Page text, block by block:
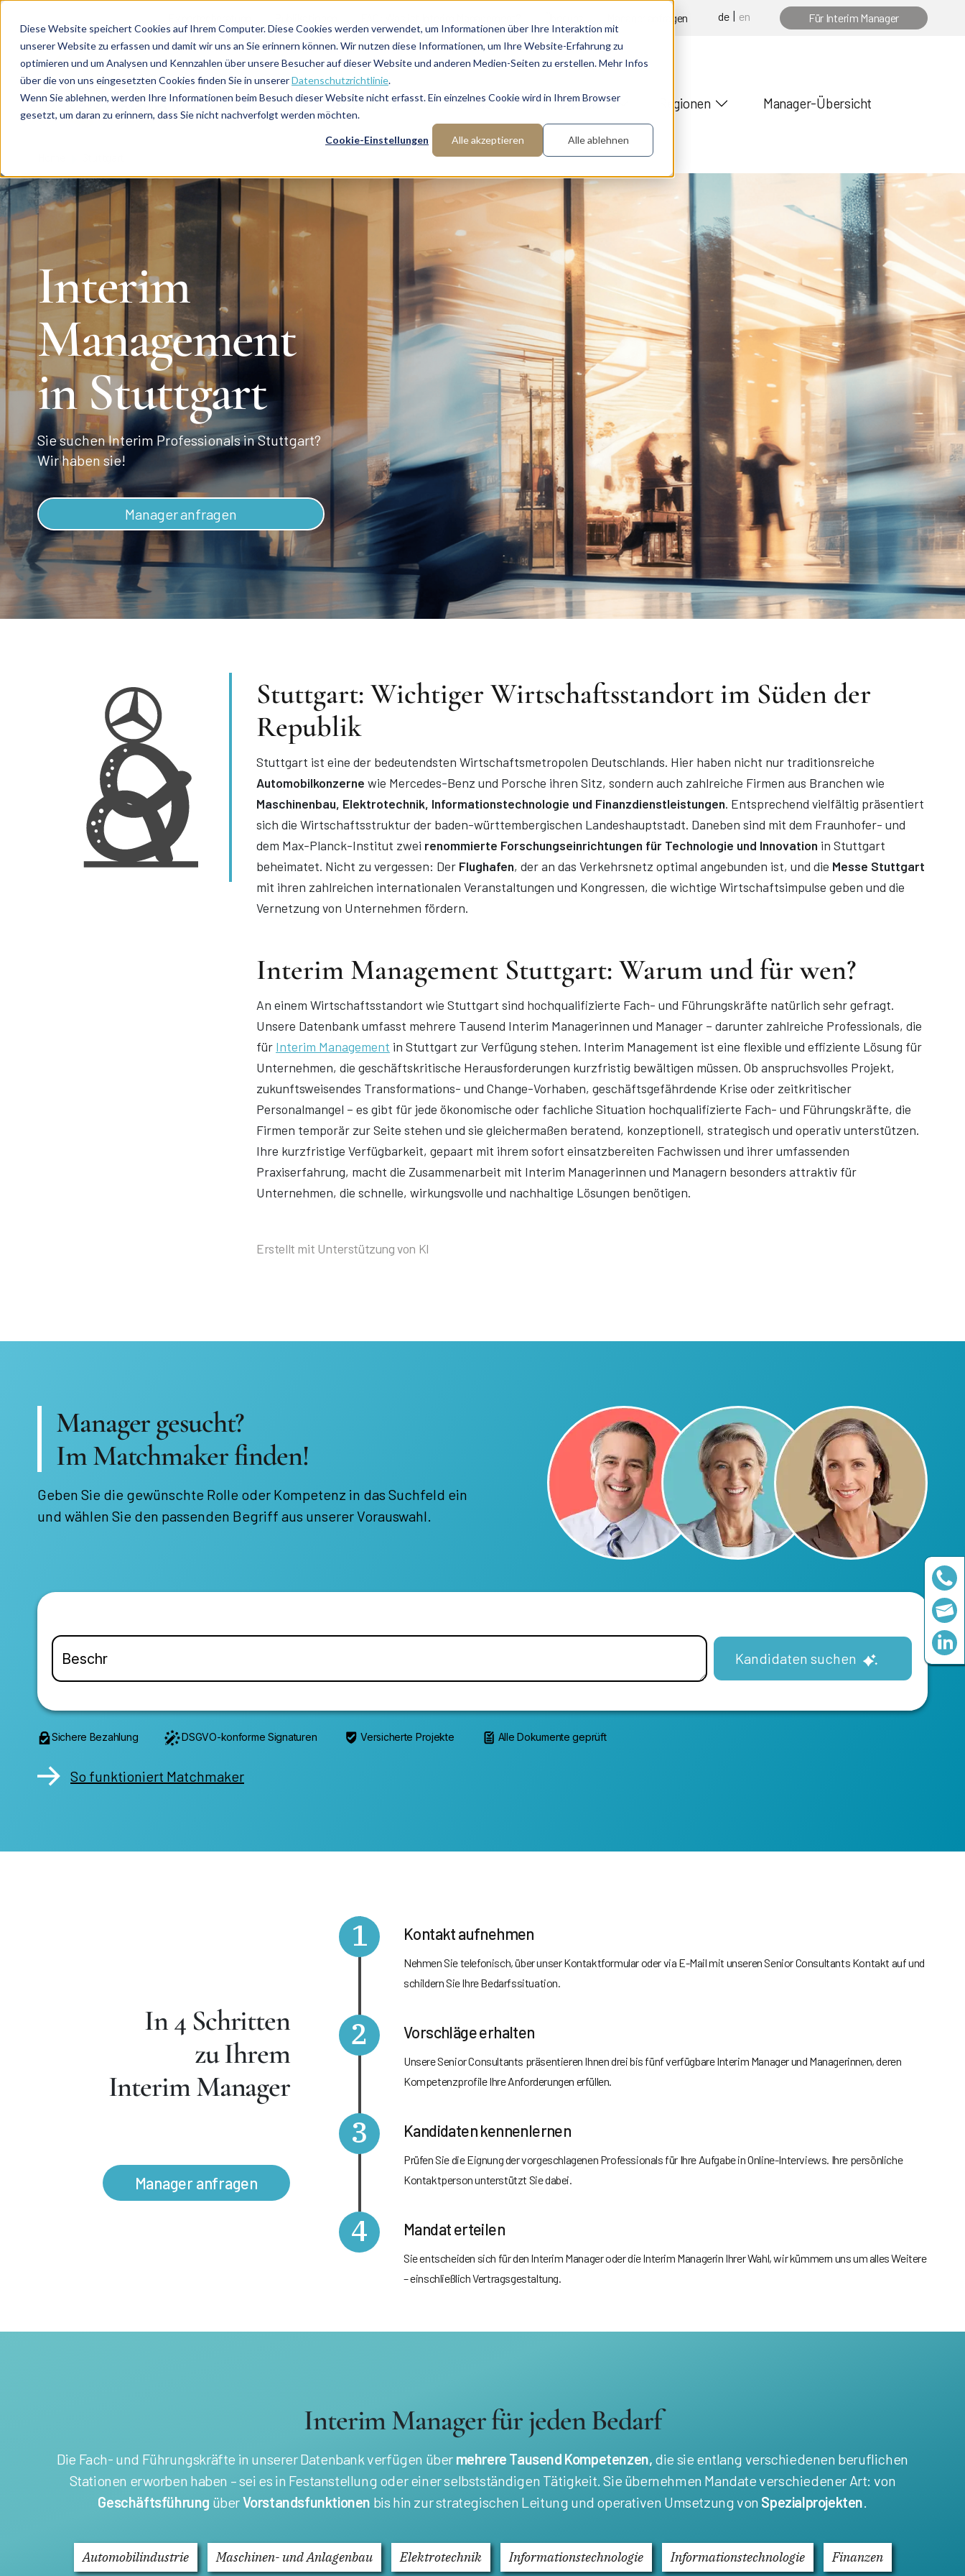
Diese Website speichert Cookies auf Ihrem Computer. Diese Cookies werden verwendet, um Informationen über Ihre Interaktion mit
unserer Website zu erfassen und damit wir uns an Sie erinnern können. Wir nutzen diese Informationen, um Ihre Website-Erfahrung zu
optimieren und um Analysen und Kennzahlen über unsere Besucher auf dieser Website und anderen Medien-Seiten zu erstellen. Mehr Infos
über die von uns eingesetzten Cookies finden Sie in unsererDatenschutzrichtlinie.
Wenn Sie ablehnen, werden Ihre Informationen beim Besuch dieser Website nicht erfasst. Ein einzelnes Cookie wird in Ihrem Browser
gesetzt, um daran zu erinnern, dass Sie nicht nachverfolgt werden möchten.
Cookie-Einstellungen Alle akzeptieren Alle ablehnen
Manager anfragen de en Für Interim Manager
Deutsche
InterimAG Fachbereiche Funktionen Branchen Regionen Manager-Übersicht
Interim
Management
in Stuttgart
Sie suchen Interim Professionals in Stuttgart?
Wir haben sie!
Manager anfragen
Stuttgart: Wichtiger Wirtschaftsstandort im Süden der
Republik
Stuttgart ist eine der bedeutendsten Wirtschaftsmetropolen Deutschlands. Hier haben nicht nur traditionsreiche
Automobilkonzerne wie Mercedes-Benz und Porsche ihren Sitz, sondern auch zahlreiche Firmen aus Branchen wie
Maschinenbau, Elektrotechnik, Informationstechnologie und Finanzdienstleistungen. Entsprechend vielfältig präsentiert
sich die Wirtschaftsstruktur der baden-württembergischen Landeshauptstadt. Daneben sind mit dem Fraunhofer- und
dem Max-Planck-Institut zwei renommierte Forschungseinrichtungen für Technologie und Innovation in Stuttgart
beheimatet. Nicht zu vergessen: Der Flughafen, der an das Verkehrsnetz optimal angebunden ist, und die Messe Stuttgart
mit ihren zahlreichen internationalen Veranstaltungen und Kongressen, die wichtige Wirtschaftsimpulse geben und die
Vernetzung von Unternehmen fördern.
Interim Management Stuttgart: Warum und für wen?
An einem Wirtschaftsstandort wie Stuttgart sind hochqualifizierte Fach- und Führungskräfte natürlich sehr gefragt.
Unsere Datenbank umfasst mehrere Tausend Interim Managerinnen und Manager – darunter zahlreiche Professionals, die
für Interim Management in Stuttgart zur Verfügung stehen. Interim Management ist eine flexible und effiziente Lösung für
Unternehmen, die geschäftskritische Herausforderungen kurzfristig bewältigen müssen. Ob anspruchsvolles Projekt,
zukunftsweisendes Transformations- und Change-Vorhaben, geschäftsgefährdende Krise oder zeitkritischer
Personalmangel – es gibt für jede ökonomische oder fachliche Situation hochqualifizierte Fach- und Führungskräfte, die
Firmen temporär zur Seite stehen und sie gleichermaßen beratend, konzeptionell, strategisch und operativ unterstützen.
Ihre kurzfristige Verfügbarkeit, gepaart mit ihrem sofort einsatzbereiten Fachwissen und ihrer umfassenden
Praxiserfahrung, macht die Zusammenarbeit mit Interim Managerinnen und Managern besonders attraktiv für
Unternehmen, die schnelle, wirkungsvolle und nachhaltige Lösungen benötigen.
Erstellt mit Unterstützung von KI
Manager gesucht?
Im Matchmaker finden!
Geben Sie die gewünschte Rolle oder Kompetenz in das Suchfeld ein
und wählen Sie den passenden Begriff aus unserer Vorauswahl.
Kandidaten suchen
Sichere Bezahlung DSGVO-konforme Signaturen Versicherte Projekte Alle Dokumente geprüft
So funktioniert Matchmaker
In 4 Schritten
zu Ihrem
Interim Manager
Manager anfragen
1 Kontakt aufnehmen
Nehmen Sie telefonisch, über unser Kontaktformular oder via E-Mail mit unseren Senior Consultants Kontakt auf und
schildern Sie Ihre Bedarfssituation.
2 Vorschläge erhalten
Unsere Senior Consultants präsentieren Ihnen drei bis fünf verfügbare Interim Manager und Managerinnen, deren
Kompetenzprofile Ihre Anforderungen erfüllen.
3 Kandidaten kennenlernen
Prüfen Sie die Eignung der vorgeschlagenen Professionals für Ihre Aufgabe in Online-Interviews. Ihre persönliche
Kontaktperson unterstützt Sie dabei.
4 Mandat erteilen
Sie entscheiden sich für den Interim Manager oder die Interim Managerin Ihrer Wahl, wir kümmern uns um alles Weitere
– einschließlich Vertragsgestaltung.
Interim Manager für jeden Bedarf
Die Fach- und Führungskräfte in unserer Datenbank verfügen über mehrere Tausend Kompetenzen, die sie entlang verschiedenen beruflichen
Stationen erworben haben – sei es in Festanstellung oder einer selbstständigen Tätigkeit. Sie übernehmen Mandate verschiedener Art: von
Geschäftsführung überVorstandsfunktionen bis hin zur strategischen Leitung und operativen Umsetzung von Spezialprojekten.
Automobilindustrie Maschinen- und Anlagenbau Elektrotechnik Informationstechnologie Informationstechnologie Finanzen